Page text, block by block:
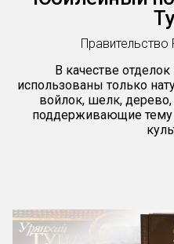
Правительство
В качестве
использованы только
войлок, шелк,
поддерживающие тему